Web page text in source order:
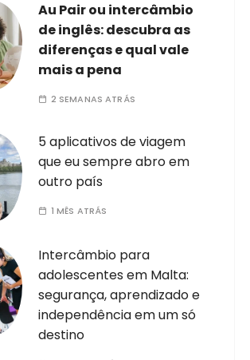
Au Pair ou intercâmbio
de inglês: descubra as
diferenças e qual vale
mais a pena
2 SEMANAS ATRÁS
5 aplicativos de viagem
que eu sempre abro em
outro país
1 MÊS ATRÁS
Intercâmbio para
adolescentes em Malta:
segurança, aprendizado e
independência em um só
destino